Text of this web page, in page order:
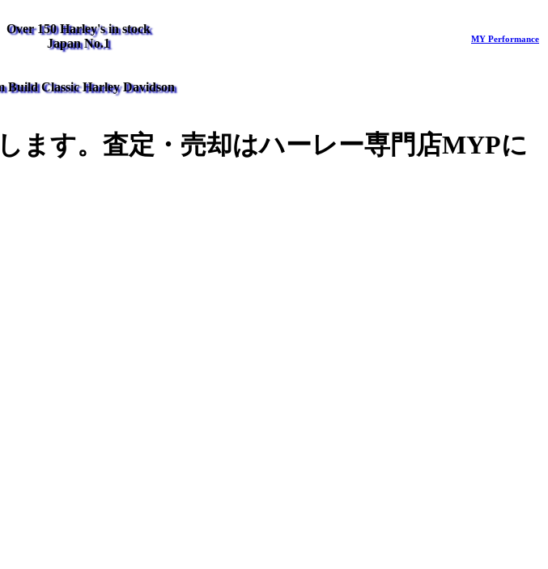
Over 150 Harley's in stock
Japan No.1
MY Performance
Build Classic Harley Davidson
ます。査定・売却はハーレー専門店MYPに